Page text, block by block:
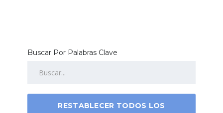
Buscar Por Palabras Clave
RESTABLECER TODOS LOS